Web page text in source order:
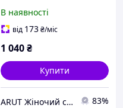
В наявності
від 173₴/міс
1 040₴
Купити
ARUT Жіночий стильний одяг від українського виробника 83%